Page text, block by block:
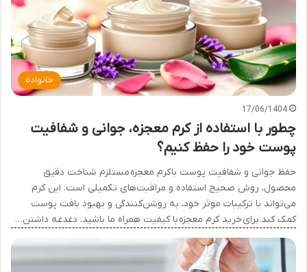
خانواده
17/06/1404
چطور با استفاده از کرم معجزه، جوانی و شفافیت
پوست خود را حفظ کنیم؟
حفظ جوانی و شفافیت پوست با کرم معجزه مستلزم شناخت دقیق
محصول، روش صحیح استفاده و مراقبت‌های تکمیلی است. این کرم
می‌تواند با ترکیبات موثر خود، به روشن‌کنندگی و بهبود بافت پوست
کمک کند.برای خرید کرم معجزه با کیفیت همراه ما باشید. دغدغه داشتن…